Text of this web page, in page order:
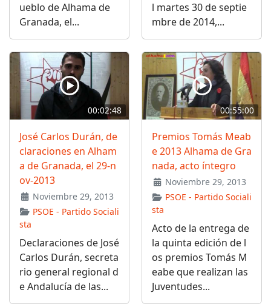
ueblo de Alhama de
Granada, el...
l martes 30 de septie
mbre de 2014,...
00:02:48
José Carlos Durán, de
claraciones en Alham
a de Granada, el 29-n
ov-2013
Noviembre 29, 2013
PSOE - Partido Sociali
sta
Declaraciones de José
Carlos Durán, secreta
rio general regional d
e Andalucía de las...
00:55:00
Premios Tomás Meab
e 2013 Alhama de Gra
nada, acto íntegro
Noviembre 29, 2013
PSOE - Partido Sociali
sta
Acto de la entrega de
la quinta edición de l
os premios Tomás M
eabe que realizan las
Juventudes...